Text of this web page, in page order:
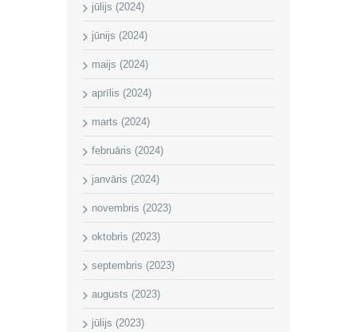
jūlijs (2024)
jūnijs (2024)
maijs (2024)
aprīlis (2024)
marts (2024)
februāris (2024)
janvāris (2024)
novembris (2023)
oktobris (2023)
septembris (2023)
augusts (2023)
jūlijs (2023)